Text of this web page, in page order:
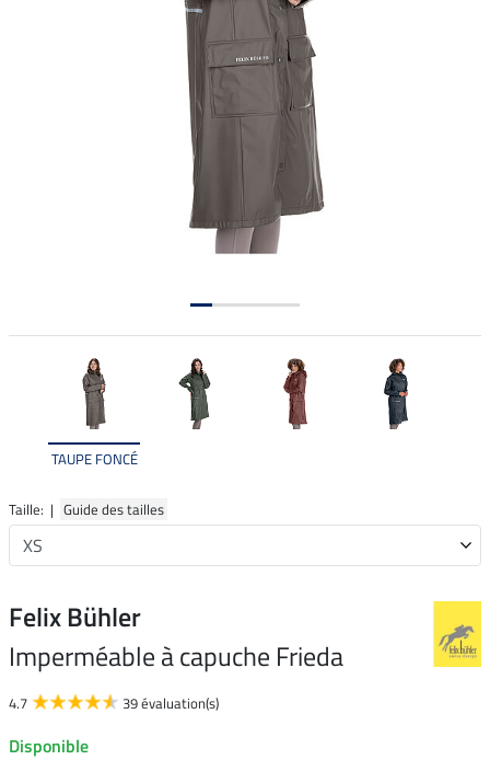
TAUPE FONCÉ
Taille: | Guide des tailles
Felix Bühler
Imperméable à capuche Frieda
4.7 39 évaluation(s)
Disponible